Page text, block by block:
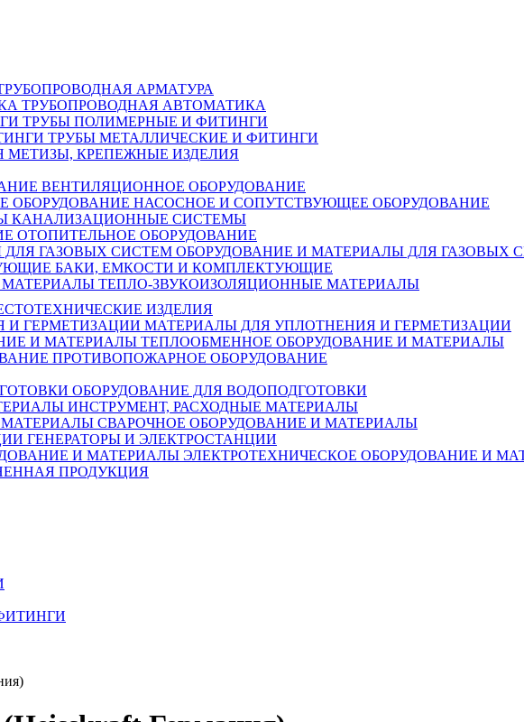
АРМАТУРА
ТРУБОПРОВОДНАЯ АВТОМАТИКА
ТРУБЫ ПОЛИМЕРНЫЕ И ФИТИНГИ
ТРУБЫ МЕТАЛЛИЧЕСКИЕ И ФИТИНГИ
МЕТИЗЫ, КРЕПЕЖНЫЕ ИЗДЕЛИЯ
ВЕНТИЛЯЦИОННОЕ ОБОРУДОВАНИЕ
НАСОСНОЕ И СОПУТСТВУЮЩЕЕ ОБОРУДОВАНИЕ
КАНАЛИЗАЦИОННЫЕ СИСТЕМЫ
ОТОПИТЕЛЬНОЕ ОБОРУДОВАНИЕ
ОБОРУДОВАНИЕ И МАТЕРИАЛЫ ДЛЯ ГАЗОВЫХ
БАКИ, ЕМКОСТИ И КОМПЛЕКТУЮЩИЕ
ТЕПЛО-ЗВУКОИЗОЛЯЦИОННЫЕ МАТЕРИАЛЫ
ИЗДЕЛИЯ
МАТЕРИАЛЫ ДЛЯ УПЛОТНЕНИЯ И ГЕРМЕТИЗАЦИИ
ТЕПЛООБМЕННОЕ ОБОРУДОВАНИЕ И МАТЕРИАЛЫ
ПРОТИВОПОЖАРНОЕ ОБОРУДОВАНИЕ
ОБОРУДОВАНИЕ ДЛЯ ВОДОПОДГОТОВКИ
ИНСТРУМЕНТ, РАСХОДНЫЕ МАТЕРИАЛЫ
СВАРОЧНОЕ ОБОРУДОВАНИЕ И МАТЕРИАЛЫ
ГЕНЕРАТОРЫ И ЭЛЕКТРОСТАНЦИИ
ЭЛЕКТРОТЕХНИЧЕСКОЕ ОБОРУДОВАНИЕ И
ПРОДУКЦИЯ